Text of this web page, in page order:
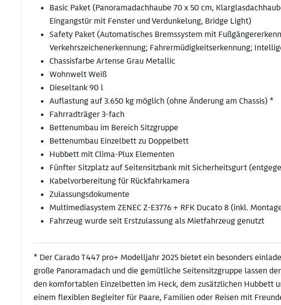
Basic Paket (Panoramadachhaube 70 x 50 cm,
Eingangstür mit Fenster und Verdunkelung, Bridge Light)
Safety Paket (Automatisches Bremssystem mit
Verkehrszeichenerkennung; Fahrermüdigkeitserkennung;
Chassisfarbe Artense Grau Metallic
Wohnwelt Weiß
Dieseltank 90 l
Auflastung auf 3.650 kg möglich (ohne Änderung am Chassis) *
Fahrradträger 3-fach
Bettenumbau im Bereich Sitzgruppe
Bettenumbau Einzelbett zu Doppelbett
Hubbett mit Clima-Plux Elementen
Fünfter Sitzplatz auf Seitensitzbank mit Sicherheitsgurt
Kabelvorbereitung für Rückfahrkamera
Zulassungsdokumente
Multimediasystem ZENEC Z-E3776 + RFK Ducato 8 (inkl.
Fahrzeug wurde seit Erstzulassung als Mietfahrzeug genutzt
* Der Carado T447 pro+ Modelljahr 2025 bietet ein besonders
große Panoramadach und die gemütliche Seitensitzgruppe lassen
den komfortablen Einzelbetten im Heck, dem zusätzlichen Hubbett
einem flexiblen Begleiter für Paare, Familien oder Reisen mit